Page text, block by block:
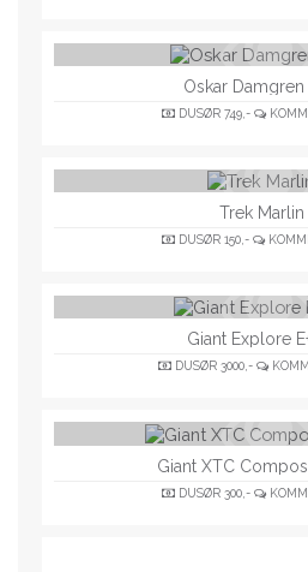
Oskar
DUSØR 749,-
Trek Marlin
DUSØR 150,-
Giant Explore
DUSØR 3000,-
Giant XTC
DUSØR 300,-